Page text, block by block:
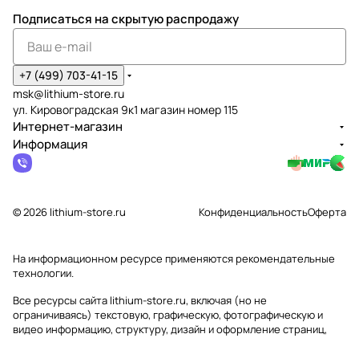
Подписаться на скрытую распродажу
+7 (499) 703-41-15
msk@lithium-store.ru
ул. Кировоградская 9к1 магазин номер 115
Интернет-магазин
Информация
© 2026 lithium-store.ru КонфиденциальностьОферта
На информационном ресурсе применяютсярекомендательные
технологии.
Все ресурсы сайта lithium-store.ru, включая (но не
ограничиваясь) текстовую, графическую, фотографическую и
видео информацию, структуру, дизайн и оформление страниц,